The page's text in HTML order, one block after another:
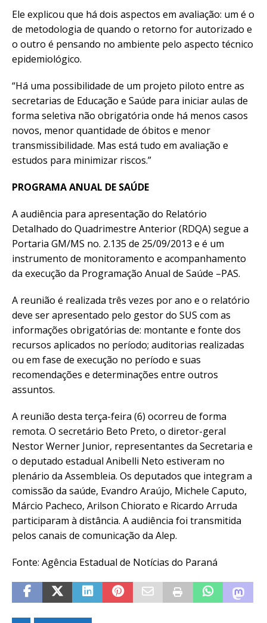
Ele explicou que há dois aspectos em avaliação: um é o
de metodologia de quando o retorno for autorizado e
o outro é pensando no ambiente pelo aspecto técnico
epidemiológico.
“Há uma possibilidade de um projeto piloto entre as
secretarias de Educação e Saúde para iniciar aulas de
forma seletiva não obrigatória onde há menos casos
novos, menor quantidade de óbitos e menor
transmissibilidade. Mas está tudo em avaliação e
estudos para minimizar riscos.”
PROGRAMA ANUAL DE SAÚDE
A audiência para apresentação do Relatório
Detalhado do Quadrimestre Anterior (RDQA) segue a
Portaria GM/MS no. 2.135 de 25/09/2013 e é um
instrumento de monitoramento e acompanhamento
da execução da Programação Anual de Saúde –PAS.
A reunião é realizada três vezes por ano e o relatório
deve ser apresentado pelo gestor do SUS com as
informações obrigatórias de: montante e fonte dos
recursos aplicados no período; auditorias realizadas
ou em fase de execução no período e suas
recomendações e determinações entre outros
assuntos.
A reunião desta terça-feira (6) ocorreu de forma
remota. O secretário Beto Preto, o diretor-geral
Nestor Werner Junior, representantes da Secretaria e
o deputado estadual Anibelli Neto estiveram no
plenário da Assembleia. Os deputados que integram a
comissão da saúde, Evandro Araújo, Michele Caputo,
Márcio Pacheco, Arilson Chiorato e Ricardo Arruda
participaram à distância. A audiência foi transmitida
pelos canais de comunicação da Alep.
Fonte: Agência Estadual de Notícias do Paraná